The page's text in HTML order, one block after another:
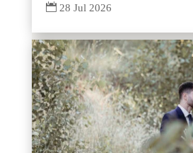
 28 Jul 2026